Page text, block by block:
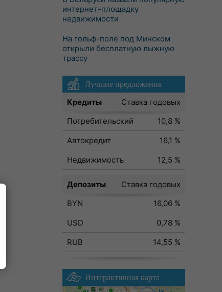
интернет-площадку
недвижимости
На гольф-поле под Минском
открыли бесплатную лыжную
трассу
Лучшие предложения
Кредиты
Ставка годовых
Потребительский
10,8 %
Автокредит
16,1 %
Недвижимость
12,5 %
Депозиты
Ставка годовых
BYN
16,06 %
USD
0,78 %
RUB
14,55 %
Интерактивная карта